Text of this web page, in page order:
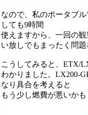
なので、私のポータブ
しても9時間
使えますから、一回の
い放しでもまったく問
こうしてみると、ETX/
わかりました。LX200-
なり具合を考えると
もう少し燃費が悪いか